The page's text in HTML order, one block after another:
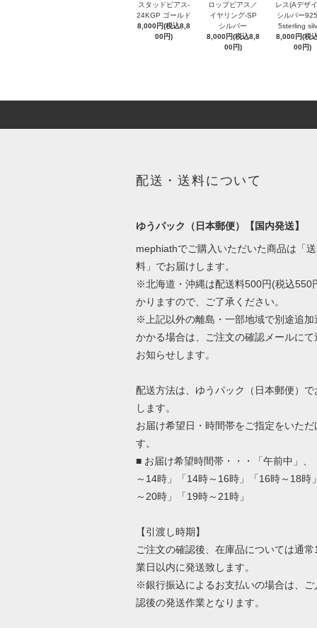
スタッドピアス-
24KGP ゴールド
8,000円(税込8,8
00円)
ロップピアス／
イヤリング-SP
シルバー
8,000円(税込8,8
00円)
レス(Aデザ
シルバー
5sterling
8,000円(税
00円)
配送・送料について
ゆうパック（日本郵便）【国内発送】
mephiathでご購入いただいた商品は「
料」でお届けします。
※北海道・沖縄は配送料500円(税込550
かりますので、ご了承ください。
※上記以外の離島・一部地域で別途追加
かかる場合は、ご注文の確認メールにて
お知らせします。
配送方法は、ゆうパック（日本郵便）で
します。
お届け希望日・時間帯をご指定をいただ
す。
■ お届け希望時間帯・・・「午前中」、
～14時」「14時～16時」「16時～18時
～20時」「19時～21時」
【引渡し時期】
ご注文の確認後、在庫品については通常
業日以内に発送致します。
※銀行振込によるお支払いの場合は、ご
認後の発送作業となります。